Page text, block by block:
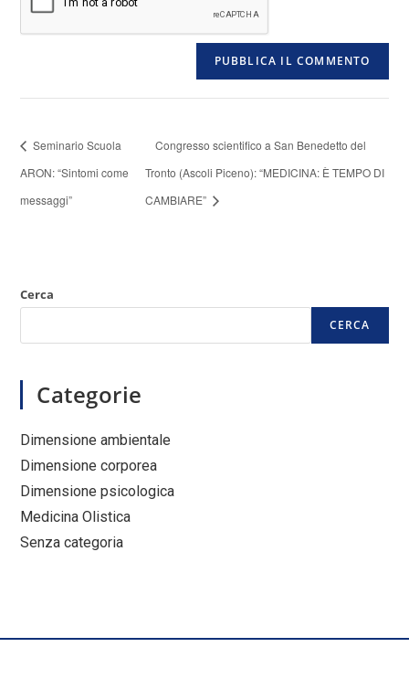
Seminario Scuola
ARON: “Sintomi come
messaggi”
Congresso scientifico a San Benedetto del
Tronto (Ascoli Piceno): “MEDICINA: È TEMPO DI
CAMBIARE”
Cerca
CERCA
Categorie
Dimensione ambientale
Dimensione corporea
Dimensione psicologica
Medicina Olistica
Senza categoria